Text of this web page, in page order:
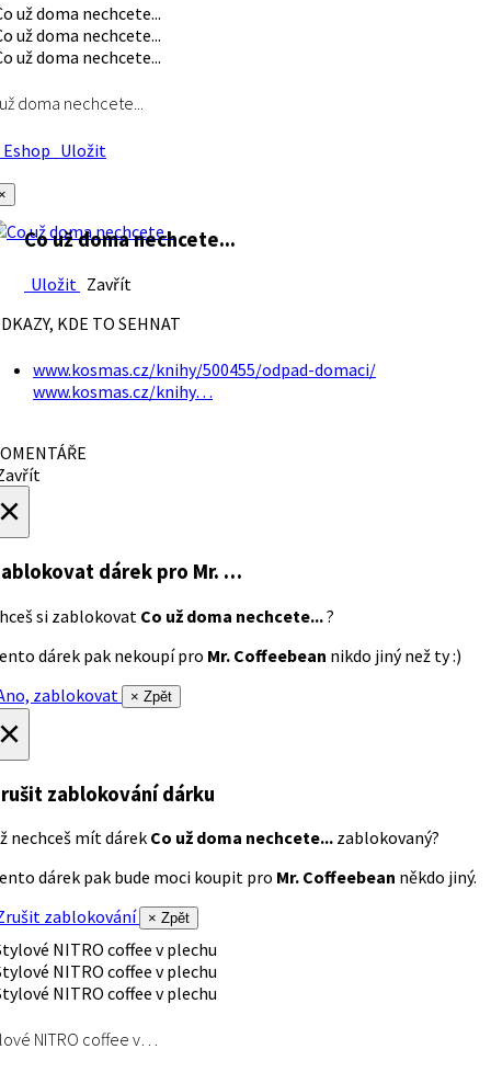
doma nechcete...
Uložit
Co už doma nechcete...
Uložit Zavřít
KDE TO SEHNAT
www.kosmas.cz/knihy/500455/odpad-domaci/
www.kosmas.cz/knihy…
dárek pro Mr. …
si zablokovat Co už doma nechcete...?
dárek pak nekoupí pro Mr. Coffeebean nikdo jiný než ty :)
zablokovat
× Zpět
zablokování dárku
nechceš mít dárek Co už doma nechcete... zablokovaný?
dárek pak bude moci koupit pro Mr. Coffeebean někdo jiný.
zablokování
× Zpět
NITRO coffee v…